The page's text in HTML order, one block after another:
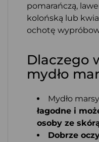
pomarańczą,
kolońską lub
ochotę
Dlaczego
mydło
Mydło
łagodne i
osoby ze
Dobrze